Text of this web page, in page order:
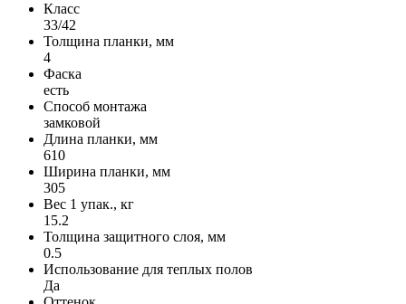
Класс
33/42
Толщина планки, мм
4
Фаска
есть
Способ монтажа
замковой
Длина планки, мм
610
Ширина планки, мм
305
Вес 1 упак., кг
15.2
Толщина защитного слоя, мм
0.5
Использование для теплых полов
Да